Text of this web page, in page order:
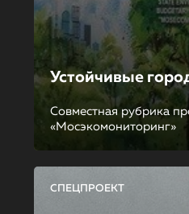
Устойчивые
Совместная рубрика
«Мосэкомониторинг»
СПЕЦПРОЕКТ